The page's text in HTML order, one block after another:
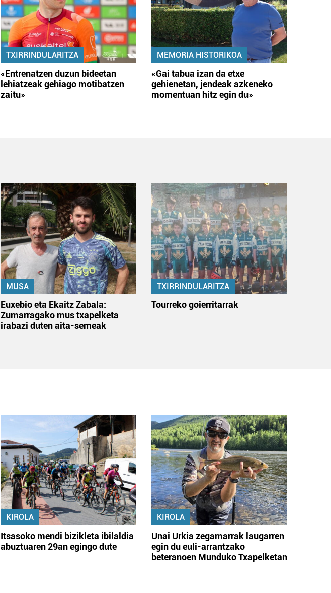
TXIRRINDULARITZA
«Entrenatzen duzun bideetan
lehiatzeak gehiago motibatzen
zaitu»
MEMORIA HISTORIKOA
«Gai tabua izan da etxe
gehienetan, jendeak azkeneko
momentuan hitz egin du»
MUSA
Euxebio eta Ekaitz Zabala:
Zumarragako mus txapelketa
irabazi duten aita-semeak
TXIRRINDULARITZA
Tourreko goierritarrak
KIROLA
Itsasoko mendi bizikleta ibilaldia
abuztuaren 29an egingo dute
KIROLA
Unai Urkia zegamarrak laugarren
egin du euli-arrantzako
beteranoen Munduko Txapelketan